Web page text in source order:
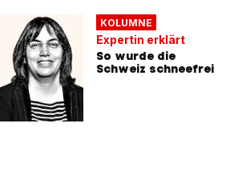
KOLUMNE
Expertin erklärt
So wurde die
Schweiz schneefrei